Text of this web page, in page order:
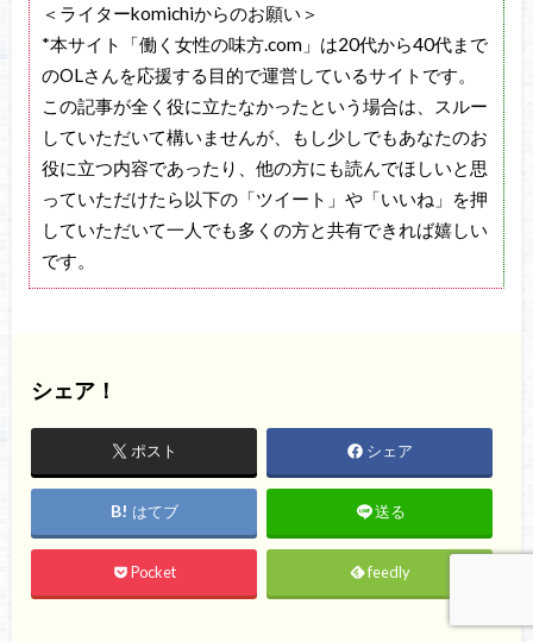
＜ライターkomichiからのお願い＞
*本サイト「働く女性の味方.com」は20代から40代まで
のOLさんを応援する目的で運営しているサイトです。
この記事が全く役に立たなかったという場合は、スルー
していただいて構いませんが、もし少しでもあなたのお
役に立つ内容であったり、他の方にも読んでほしいと思
っていただけたら以下の「ツイート」や「いいね」を押
していただいて一人でも多くの方と共有できれば嬉しい
です。
シェア！
ポスト シェア
はてブ 送る
Pocket feedly